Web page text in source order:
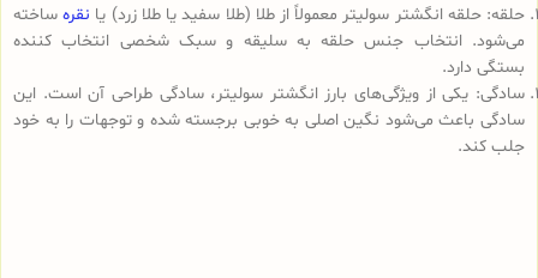
حلقه: حلقه انگشتر سولیتر معمولاً از طلا (طلا سفید یا طلا زرد) یا نقره ساخته
می‌شود. انتخاب جنس حلقه به سلیقه و سبک شخصی انتخاب کننده
بستگی دارد.
سادگی: یکی از ویژگی‌های بارز انگشتر سولیتر، سادگی طراحی آن است. این
سادگی باعث می‌شود نگین اصلی به خوبی برجسته شده و توجهات را به خود
جلب کند.